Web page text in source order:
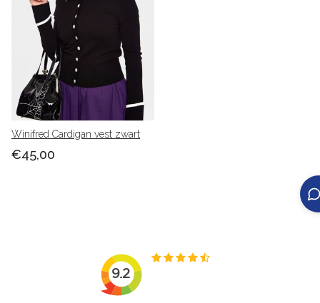
Winifred Cardigan vest zwart
€45,00